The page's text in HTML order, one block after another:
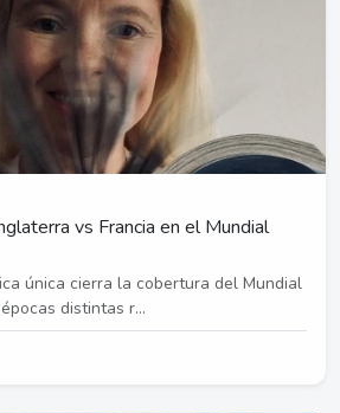
vs Francia en el Mundial
única cierra la cobertura del Mundial
distintas r...